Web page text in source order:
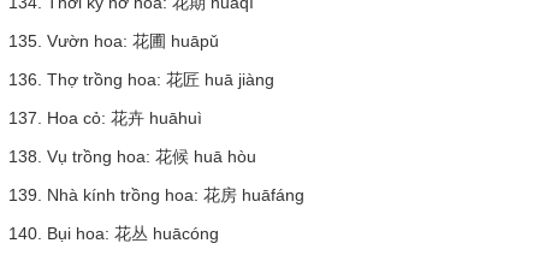
135. Vườn hoa: 花圃 huāpǔ
136. Thợ trồng hoa: 花匠 huā jiàng
137. Hoa cỏ: 花卉 huāhuì
138. Vụ trồng hoa: 花候 huā hòu
139. Nhà kính trồng hoa: 花房 huāfáng
140. Bụi hoa: 花丛 huācóng